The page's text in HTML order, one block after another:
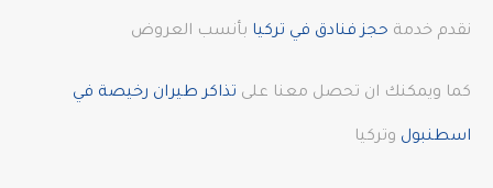
نقدم خدمة حجز فنادق في تركيا بأنسب العروض
كما ويمكنك ان تحصل معنا على تذاكر طيران رخيصة في
اسطنبول وتركيا